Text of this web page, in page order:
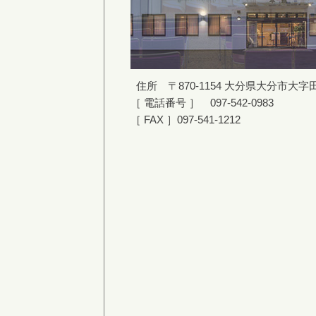
住所 〒870-1154 大分県大分市大字
［ 電話番号 ］ 097-542-0983
［ FAX ］097-541-1212